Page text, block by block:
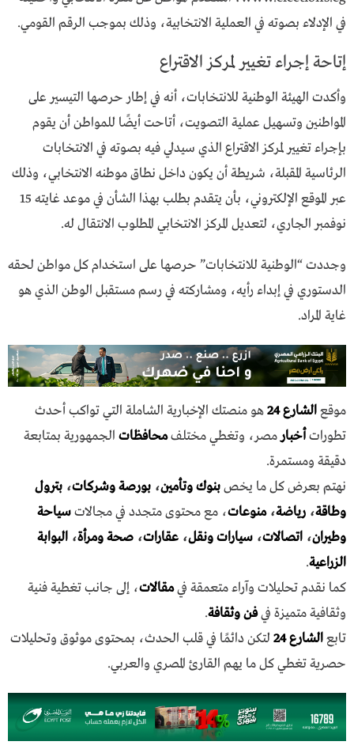
في الإدلاء بصوته في العملية الانتخابية، وذلك بموجب الرقم القومي.
إتاحة إجراء تغيير لمركز الاقتراع
وأكدت الهيئة الوطنية للانتخابات، أنه في إطار حرصها التيسير على
المواطنين وتسهيل عملية التصويت، أتاحت أيضًا للمواطن أن يقوم
بإجراء تغيير لمركز الاقتراع الذي سيدلي فيه بصوته في الانتخابات
الرئاسية المقبلة، شريطة أن يكون داخل نطاق موطنه الانتخابي، وذلك
عبر الموقع الإلكتروني، بأن يتقدم بطلب بهذا الشأن في موعد غايته 15
نوفمبر الجاري، لتعديل المركز الانتخابي المطلوب الانتقال له.
وجددت “الوطنية للانتخابات” حرصها على استخدام كل مواطن لحقه
الدستوري في إبداء رأيه، ومشاركته في رسم مستقبل الوطن الذي هو
غاية المراد.
موقعالشارع 24
هو منصتك الإخبارية الشاملة التي تواكب أحدث
تطوراتأخبار مصر، وتغطي مختلفمحافظات الجمهورية بمتابعة
دقيقة ومستمرة.
نهتم بعرض كل ما يخصبنوك وتأمين، بورصة وشركات، بترول
وطاقة، رياضة،منوعات، مع محتوى متجدد في مجالاتسياحة
وطيران، اتصالات، سيارات ونقل، عقارات، صحة ومرأة، البوابة
الزراعية.
كما نقدم تحليلات وآراء متعمقة فيمقالات، إلى جانب تغطية فنية
وثقافية متميزة فيفن وثقافة.
تابعالشارع 24
لتكن دائمًا في قلب الحدث، بمحتوى موثوق وتحليلات
حصرية تغطي كل ما يهم القارئ المصري والعربي.